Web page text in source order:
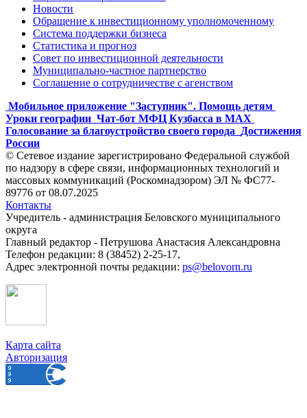
Новости
Обращение к инвестиционному уполномоченному
Система поддержки бизнеса
Статистика и прогноз
Совет по инвестиционной деятельности
Муниципально-частное партнерство
Соглашение о сотрудничестве с агенством
Мобильное приложение "Заступник". Помощь детям
Уроки географии Чат-бот МФЦ Кузбасса в MAX
Голосование за благоустройство своего города
Достижения
России
© Сетевое издание зарегистрировано Федеральной службой
по надзору в сфере связи, информационных технологий и
массовых коммуникаций (Роскомнадзором) ЭЛ № ФС77-
89776 от 08.07.2025
Контакты
Учредитель - администрация Беловского муниципального
округа
Главный редактор - Петрушова Анастасия Александровна
Телефон редакции: 8 (38452) 2-25-17,
Адрес электронной почты редакции: ps@belovorn.ru
Карта сайта
Авторизация